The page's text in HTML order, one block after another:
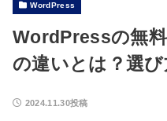
WordPress
WordPressの無
の違いとは？選
2024.11.30投稿